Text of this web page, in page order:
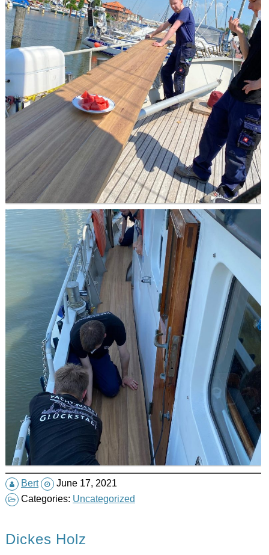
Bert
June 17, 2021
Categories: Uncategorized
Dickes Holz